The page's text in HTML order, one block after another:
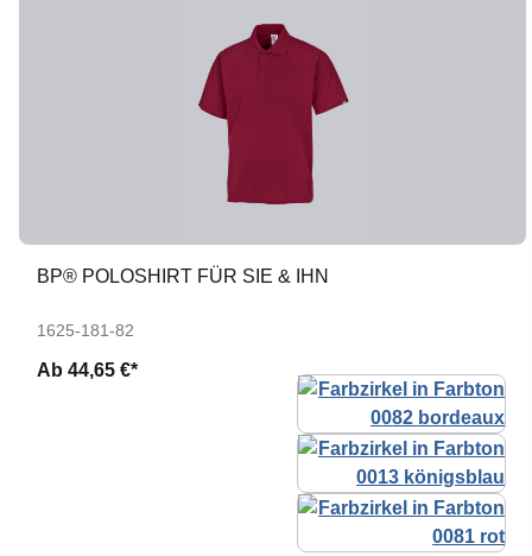
BP® POLOSHIRT FÜR SIE & IHN
1625-181-82
Ab 44,65 €*